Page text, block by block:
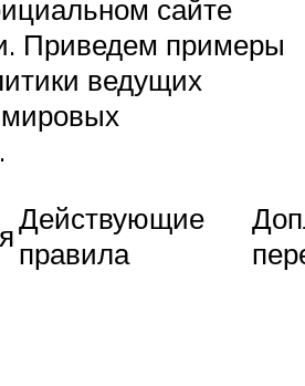
сайте
Приведем примеры
ведущих
мировых
Действующие
правила